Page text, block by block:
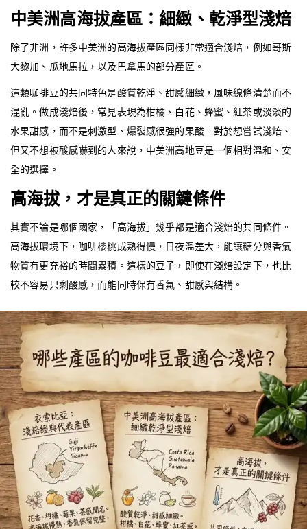
中美洲高海拔產區：細緻、乾淨型淺焙
除了非洲，許多中美洲的高海拔產區同樣非常適合淺焙，例如哥斯
大黎加、瓜地馬拉，以及巴拿馬的部分產區。
這類咖啡豆的共同特色是酸質乾淨、甜感細緻，風味線條清楚而不
混亂。做成淺焙後，常見表現為柑橘、白花、蜂蜜、紅茶或淡淡的
水果甜感，而不是刺激型、爆裂感很強的果酸。對於想嘗試淺焙、
但又不想被酸感嚇到的人來說，中美洲高地豆是一個相對溫和、安
全的選擇。
高海拔，才是真正的關鍵條件
其實不論是哪個國家，「高海拔」幾乎都是適合淺焙的共同條件。
高海拔環境下，咖啡櫻桃成熟得慢，日夜溫差大，能讓糖分與香氣
物質有更充裕的時間累積。這樣的豆子，即使在淺焙設定下，也比
較不容易只剩酸感，而能同時保有香氣、甜感與結構。